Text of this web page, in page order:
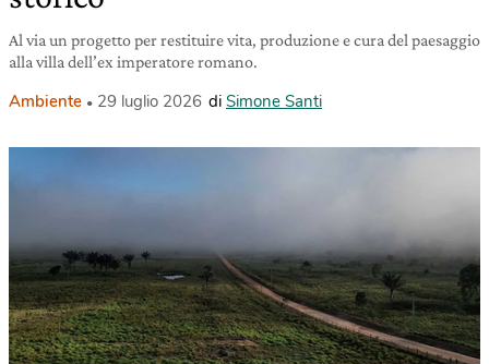
Al via un progetto per restituire vita, produzione e cura del paesaggio
alla villa dell’ex imperatore romano.
Ambiente 29 luglio 2026 di Simone Santi